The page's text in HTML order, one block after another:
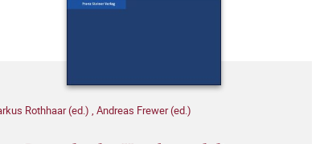
Rothhaar (ed.) , Andreas Frewer (ed.)